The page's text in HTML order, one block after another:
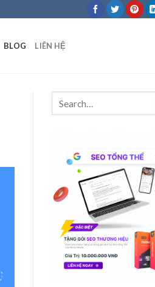
BLOG LIÊN HỆ